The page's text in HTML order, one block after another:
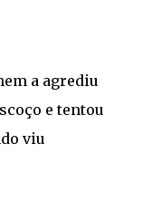
a agrediu
e tentou
viu